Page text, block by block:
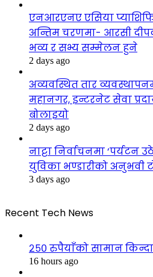
एनआरएनए एसिया
अन्तिम चरणमा- आरसी
भव्य र सभ्य सम्मेलन हुने
2 days ago
अव्यवस्थित तार
महानगर, इन्टरनेट सेवा
बोलाइयो
2 days ago
नाट्टा निर्वाचनमा ‘पर्यटन
युविका भण्डारीको अनुभवी
3 days ago
Recent Tech News
२५० रुपैयाँको सामान
16 hours ago